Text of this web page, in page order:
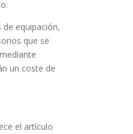
equipación,
que se
un coste de
el artículo